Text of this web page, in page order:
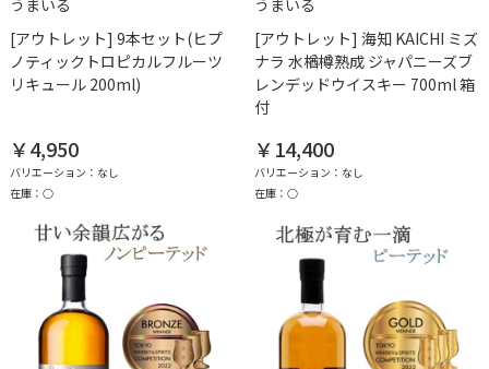
うまいる
[アウトレット] 9本セット(ヒプ
ノティックトロピカルフルーツ
リキュール 200ml)
￥4,950
バリエーション：なし
在庫：○
うまいる
[アウトレット] 海知 KAICHI ミズ
ナラ 水楢樽熟成 ジャパニーズブ
レンデッドウイスキー 700ml 箱
付
￥14,400
バリエーション：なし
在庫：○